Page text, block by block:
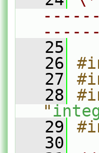
   25
   26
   27
   28
"
   29
   30